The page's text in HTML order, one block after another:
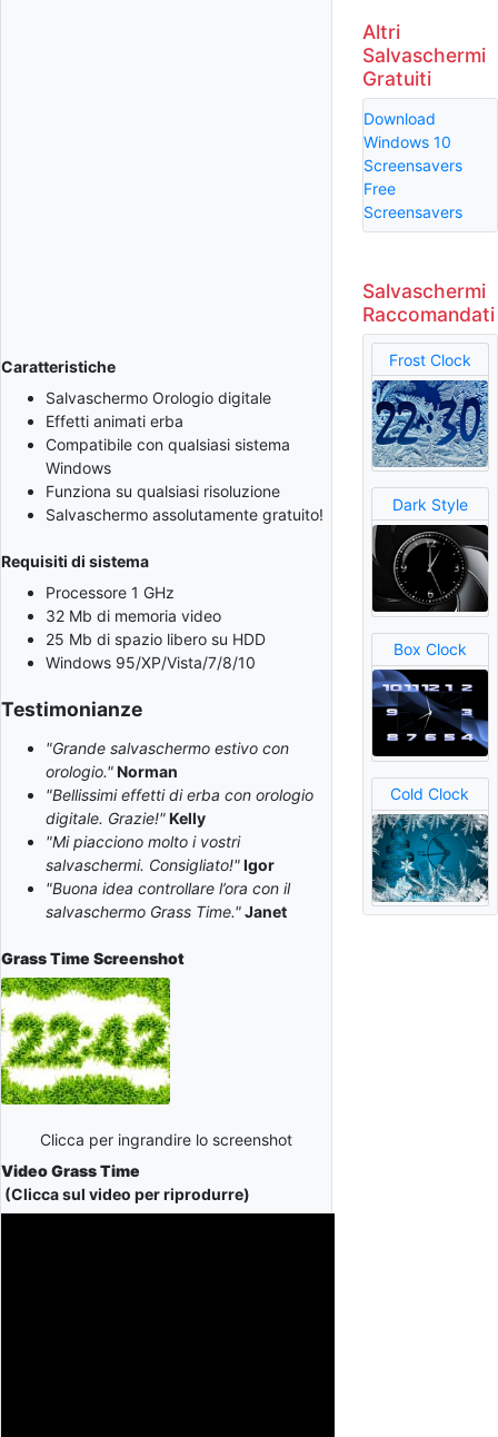
Caratteristiche
Salvaschermo Orologio digitale
Effetti animati erba
Compatibile con qualsiasi sistema
Windows
Funziona su qualsiasi risoluzione
Salvaschermo assolutamente gratuito!
Requisiti di sistema
Processore 1 GHz
32 Mb di memoria video
25 Mb di spazio libero su HDD
Windows 95/XP/Vista/7/8/10
Testimonianze
"Grande salvaschermo estivo con
orologio."Norman
"Bellissimi effetti di erba con orologio
digitale. Grazie!"Kelly
"Mi piacciono molto i vostri
salvaschermi. Consigliato!"Igor
"Buona idea controllare l’ora con il
salvaschermo Grass Time."Janet
Grass Time Screenshot
Clicca per ingrandire lo screenshot
Video Grass Time
(Clicca sul video per riprodurre)
Altri
Salvaschermi
Gratuiti
Download
Windows 10
Screensavers
Free
Screensavers
Salvaschermi
Raccomandati
Frost Clock
Dark Style
Box Clock
Cold Clock